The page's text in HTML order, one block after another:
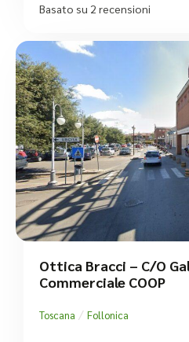
Basato su 2 recensioni
Ottica Bracci – C/o
Commerciale COOP
Toscana / Follonica